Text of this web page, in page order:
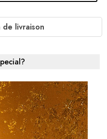
BLEU
de livraison